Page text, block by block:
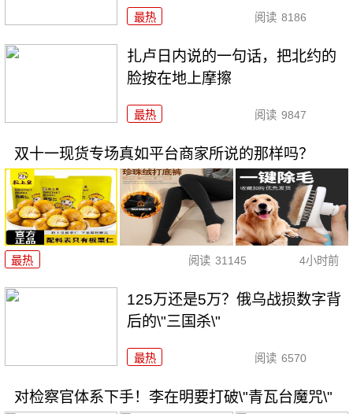
最热 阅读 8186
扎卢日内说的一句话，把北约的
脸按在地上摩擦
最热 阅读 9847
双十一现货专场真如平台商家所说的那样吗？
最热 阅读 31145 4小时前
125万还是5万？俄乌战损数字背
后的\"三国杀\"
最热 阅读 6570
对检察官体系下手！李在明要打破\"青瓦台魔咒\"